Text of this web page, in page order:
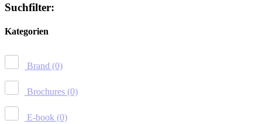
Suchfilter:
Kategorien
Brand (0)
Brochures (0)
E-book (0)